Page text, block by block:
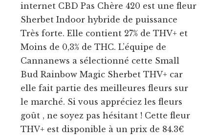
internet CBD Pas Chère 420 est une fleur
Sherbet Indoor hybride de puissance
Très forte. Elle contient 27% de THV+ et
Moins de 0,3% de THC. L’équipe de
Cannanews a sélectionné cette Small
Bud Rainbow Magic Sherbet THV+ car
elle fait partie des meilleures fleurs sur
le marché. Si vous appréciez les fleurs
goût , ne soyez pas hésitant ! Cette fleur
THV+ est disponible à un prix de 84.3€